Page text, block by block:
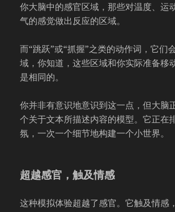
你大脑中的感官区域，那些对温度、运
气的感觉做出反应的区域。
而“跳跃”或“抓握”之类的动作词，它们
域，你知道，这些区域和你实际准备移
是相同的。
你并非有意识地意识到这一点，但大脑
个关于文本所描述内容的模型。它正在
氛，一次一个细节地构建一个小世界。
超越感官，触及情感
这种模拟体验超越了感官。它触及情感